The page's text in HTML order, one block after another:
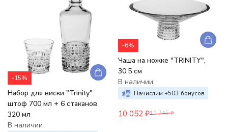
-15%
Набор для виски "Trinity":
штоф 700 мл + 6 стаканов
320 мл
В наличии
-6%
Чаша на ножке "TRINITY",
30,5 см
В наличии
Начислим +503 бонусов
10 052 ₽10 745 ₽